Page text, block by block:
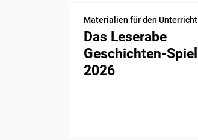
Materialien für den Unterricht
Das Leserabe
Geschichten-Spiel
2026